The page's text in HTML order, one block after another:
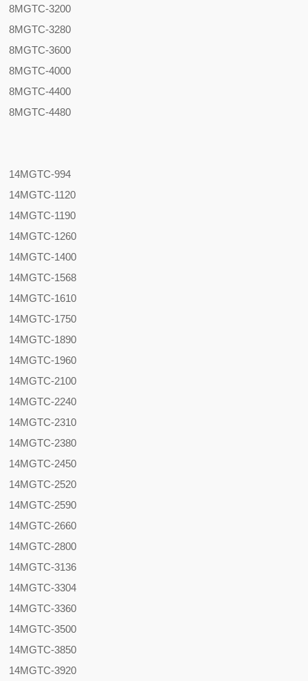
8MGTC-3200
8MGTC-3280
8MGTC-3600
8MGTC-4000
8MGTC-4400
8MGTC-4480
14MGTC-994
14MGTC-1120
14MGTC-1190
14MGTC-1260
14MGTC-1400
14MGTC-1568
14MGTC-1610
14MGTC-1750
14MGTC-1890
14MGTC-1960
14MGTC-2100
14MGTC-2240
14MGTC-2310
14MGTC-2380
14MGTC-2450
14MGTC-2520
14MGTC-2590
14MGTC-2660
14MGTC-2800
14MGTC-3136
14MGTC-3304
14MGTC-3360
14MGTC-3500
14MGTC-3850
14MGTC-3920